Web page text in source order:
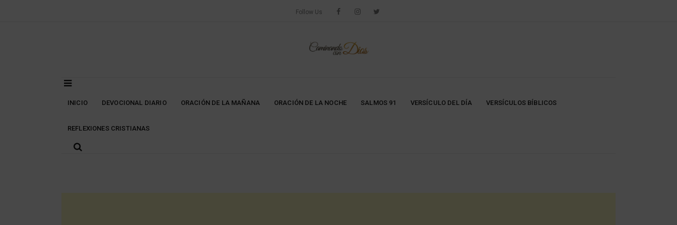
Follow Us
INICIO DEVOCIONAL DIARIO ORACIÓN DE LA MAÑANA ORACIÓN DE LA NOCHE SALMOS 91 VERSÍCULO DEL DÍA VERSÍCULOS BÍBLICOS
REFLEXIONES CRISTIANAS